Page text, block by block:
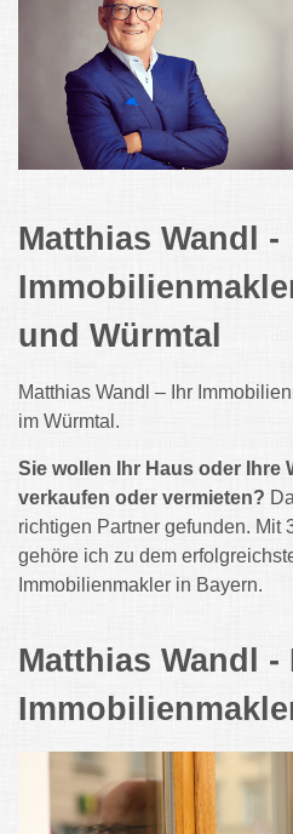
Matthias Wandl -
und Würmtal
Matthias Wandl – Ihr
im Würmtal.
Sie wollen Ihr Haus oder Ihre
verkaufen oder vermieten?
richtigen Partner gefunden. Mit
gehöre ich zu dem
Immobilienmakler in Bayern.
Matthias Wandl